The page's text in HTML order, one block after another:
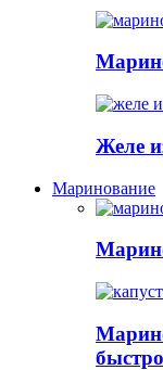
Желе
Маринование